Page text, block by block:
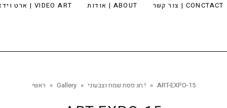
ארט וידאו | VIDEO ART אודות | ABOUT צור קשר | CONCTACT
ראשי » Gallery » חג פסח שמח וצבעוני ! » ART-EXPO-15